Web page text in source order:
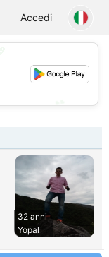
Accedi
32 anni
Yopal